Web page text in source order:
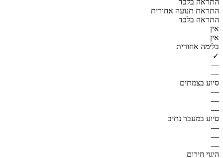
התראת תנועה אחורית
התראה בלבד
אין
אין
בלימה אחורית
✓
—
—
סיוע בצמתים
—
—
—
סיוע במעבר נתיב
—
—
—
היגוי חירום